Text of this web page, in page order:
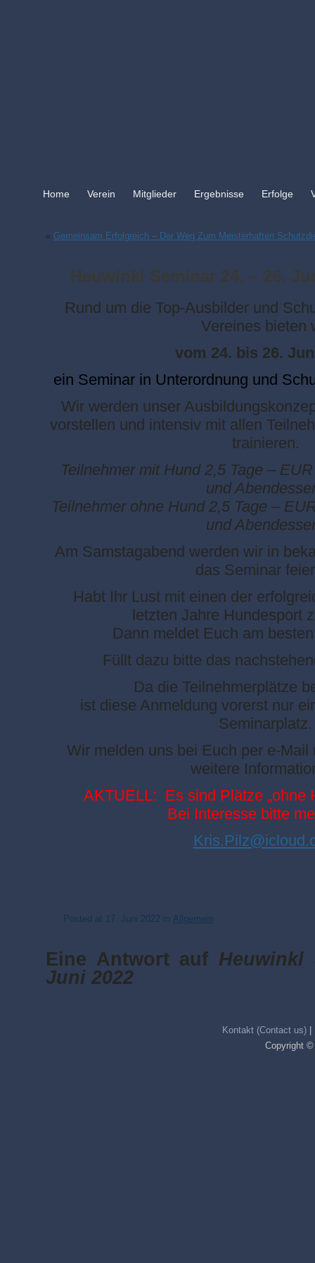
Home Verein Mitglieder Ergebnisse Erfolge
« Gemeinsam Erfolgreich – Der Weg Zum Meisterhaften
Heuwinkl Seminar 24. – 26.
Rund um die Top-Ausbilder und
Vereines bieten
vom 24. bis 26.
ein Seminar in Unterordnung und
Wir werden unser
vorstellen und intensiv mit allen
trainieren.
Teilnehmer mit Hund 2,5 Tage –
und
Teilnehmer ohne Hund 2,5 Tage –
und
Am Samstagabend werden wir in
das Seminar
Habt Ihr Lust mit einen der
letzten Jahre Hundesport
Dann meldet Euch am
Füllt dazu bitte das
Da die Teilnehmerplätze
ist diese Anmeldung vorerst nur
Seminarplatz.
Wir melden uns bei Euch per e-Mail
weitere
AKTUELL: Es sind Plätze „ohne
Bei Interesse bitte
Posted at 17. Juni 2022 in Allgemein
Eine Antwort auf Heuwinkl
Juni 2022
Kontakt (Contact us)|
Copyright ©